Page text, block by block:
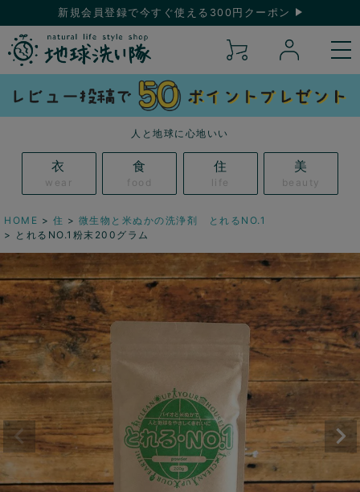
新規会員登録で今すぐ使える300円クーポン
人と地球に心地いい
衣
wear
食
food
住
life
美
beauty
HOME 住
微生物と米ぬかの洗浄剤 とれるNO.1
とれるNO.1粉末200グラム